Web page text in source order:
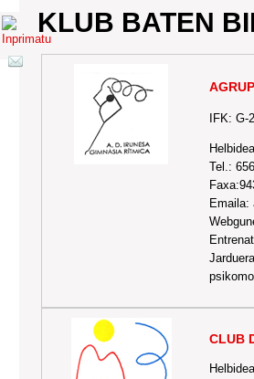
KLUB BATEN
IFK: G-
Tel.:
CLUB